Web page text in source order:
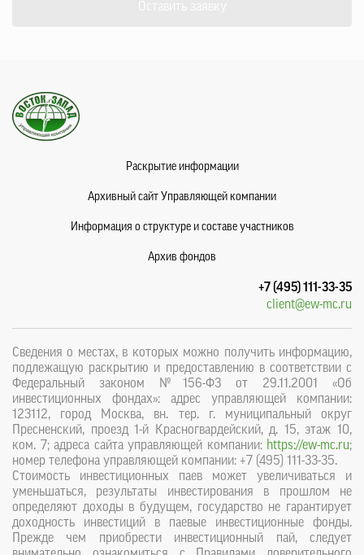
Раскрытие информации
Архивный сайт Управляющей компании
Информация о структуре и составе участников
Архив фондов
+7 (495) 111-33-35
client@ew-mc.ru
Сведения о местах, в которых можно получить информацию,
подлежащую раскрытию и предоставлению в соответствии с
Федеральный законом №156-ФЗ от 29.11.2001 «Об
инвестиционных фондах»: адрес управляющей компании:
123112, город Москва, вн. тер. г. муниципальный округ
Пресненский, проезд 1-й Красногвардейский, д. 15, этаж 10,
ком. 7; адреса сайта управляющей компании: https://ew-mc.ru;
номер телефона управляющей компании: +7 (495) 111-33-35.
Стоимость инвестиционных паев может увеличиваться и
уменьшаться, результаты инвестирования в прошлом не
определяют доходы в будущем, государство не гарантирует
доходность инвестиций в паевые инвестиционные фонды.
Прежде чем приобрести инвестиционный пай, следует